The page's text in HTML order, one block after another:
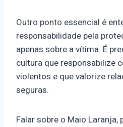
Outro ponto essencial é
responsabilidade pela
apenas sobre a vítima. É
cultura que responsabilize
violentos e que valorize
seguras.
Falar sobre o Maio Laranja,